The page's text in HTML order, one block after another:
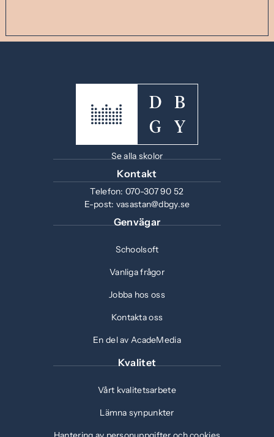
Se alla skolor
Kontakt
Telefon: 070-307 90 52
E-post: vasastan@dbgy.se
Genvägar
Schoolsoft
Vanliga frågor
Jobba hos oss
Kontakta oss
En del av AcadeMedia
Kvalitet
Vårt kvalitetsarbete
Lämna synpunkter